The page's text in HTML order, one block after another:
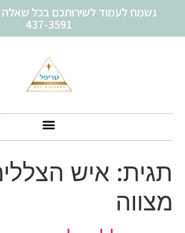
437-3591
תגית: איש
מצווה